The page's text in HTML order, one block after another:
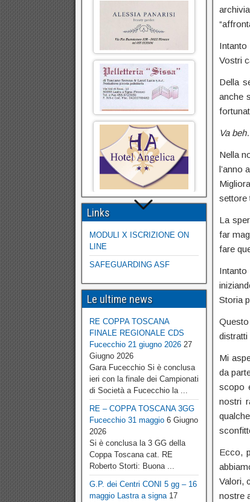
Vostri
Della
anche
Va
Nella
l’anno
settore
La
far
fare
Storia
Mi
da
scopo
nostri
Ecco,
Valori,
nostre
Links
MODULI X ISCRIZIONE ON
LINE
SAFEGUARDING ASF
Le ultime news
RE COPPA TOSCANA
FINALE REGIONALE CDS
Fucecchio 21 giugno 202627
Giugno 2026
Gara Fucecchio Si è conclusa
ieri con la finale dei Campionati
di Società a Fucecchio la ...
RE – COPPA TOSCANA 3GG
Fucecchio 31 maggio6 Giugno
2026
Si è conclusa la 3 GG della
Coppa Toscana cat. RE
Roberto Storti: Buona ...
G.P. dei Centri CONI 5 gg – 16
maggio Lastra a signa17